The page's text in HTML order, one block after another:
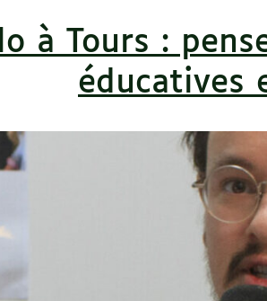
à Tours :
éducatives